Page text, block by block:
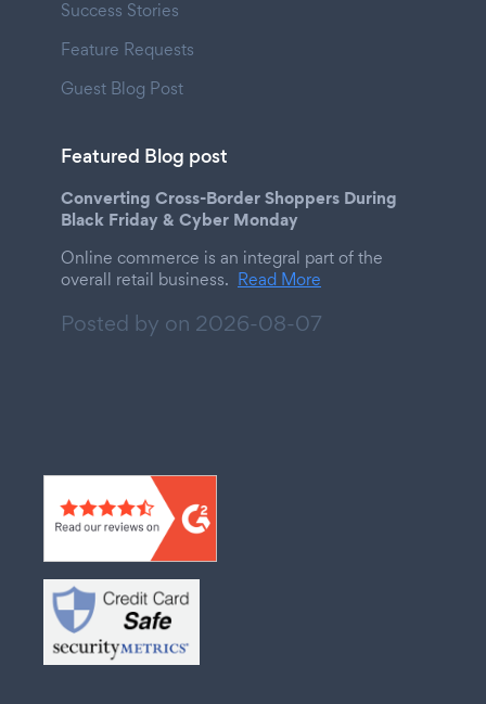
Success Stories
Feature Requests
Guest Blog Post
Featured Blog post
Converting Cross-Border Shoppers During
Black Friday & Cyber Monday
Online commerce is an integral part of the
overall retail business. Read More
Posted by on 2026-08-07